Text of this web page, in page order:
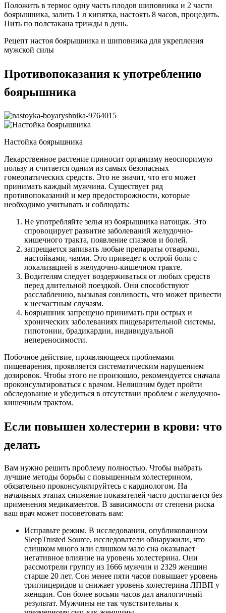
Положить в термос одну часть плодов шиповника и 2 части
боярышника, залить 1 л кипятка, настоять 8 часов, процедить.
Пить по полстакана трижды в день.
Рецепт настоя боярышника и шиповника для укрепления
мужской силы
Противопоказания к употреблению
боярышника
Настойка боярышника
Лекарственное растение приносит организму неоспоримую
пользу и считается одним из самых безопасных
гомеопатических средств. Это не значит, что его может
принимать каждый мужчина. Существует ряд
противопоказаний и мер предосторожности, которые
необходимо учитывать и соблюдать:
Не употребляйте зелья из боярышника натощак. Это
спровоцирует развитие заболеваний желудочно-
кишечного тракта, появление спазмов и болей.
запрещается запивать любые препараты отварами,
настойками, чаями. Это приведет к острой боли с
локализацией в желудочно-кишечном тракте.
Водителям следует воздерживаться от любых средств
перед длительной поездкой. Они способствуют
расслаблению, вызывая сонливость, что может привести
к несчастным случаям.
Боярышник запрещено принимать при острых и
хронических заболеваниях пищеварительной системы,
гипотонии, брадикардии, индивидуальной
непереносимости.
Побочное действие, проявляющееся проблемами
пищеварения, проявляется систематическим нарушением
дозировок. Чтобы этого не произошло, рекомендуется сначала
проконсультироваться с врачом. Нелишним будет пройти
обследование и убедиться в отсутствии проблем с желудочно-
кишечным трактом.
Если повышен холестерин в крови: что
делать
Вам нужно решить проблему полностью. Чтобы выбрать
лучшие методы борьбы с повышенным холестерином,
обязательно проконсультируйтесь с кардиологом. На
начальных этапах снижение показателей часто достигается без
применения медикаментов. В зависимости от степени риска
ваш врач может посоветовать вам:
Исправьте режим. В исследовании, опубликованном
SleepTrusted Source, исследователи обнаружили, что
слишком много или слишком мало сна оказывает
негативное влияние на уровень холестерина. Они
рассмотрели группу из 1666 мужчин и 2329 женщин
старше 20 лет. Сон менее пяти часов повышает уровень
триглицеридов и снижает уровень холестерина ЛПВП у
женщин. Сон более восьми часов дал аналогичный
результат. Мужчины не так чувствительны к